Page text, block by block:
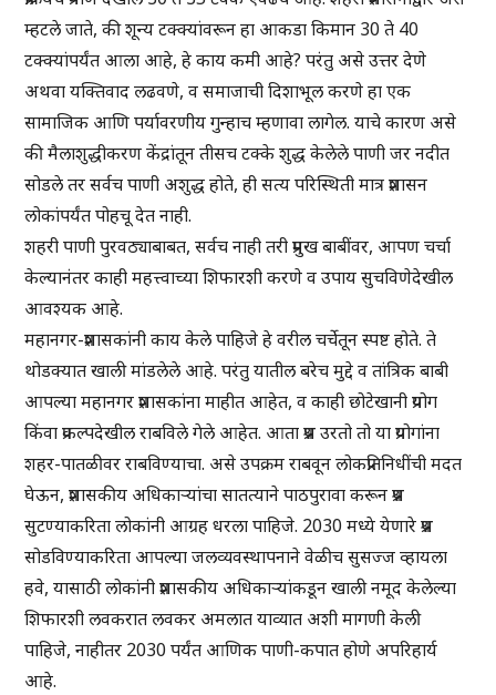
म्हटले जाते, की शून्य टक्क्यांवरून हा आकडा किमान 30 ते 40
टक्क्यांपर्यंत आला आहे, हे काय कमी आहे? परंतु असे उत्तर देणे
अथवा यक्तिवाद लढवणे, व समाजाची दिशाभूल करणे हा एक
सामाजिक आणि पर्यावरणीय गुन्हाच म्हणावा लागेल. याचे कारण असे
की मैलाशुद्धीकरण केंद्रांतून तीसच टक्के शुद्ध केलेले पाणी जर नदीत
सोडले तर सर्वच पाणी अशुद्ध होते, ही सत्य परिस्थिती मात्र प्रशासन
लोकांपर्यंत पोहचू देत नाही.
शहरी पाणी पुरवठ्याबाबत, सर्वच नाही तरी प्रमुख बाबींवर, आपण चर्चा
केल्यानंतर काही महत्त्वाच्या शिफारशी करणे व उपाय सुचविणेदेखील
आवश्यक आहे.
महानगर-प्रशासकांनी काय केले पाहिजे हे वरील चर्चेतून स्पष्ट होते. ते
थोडक्यात खाली मांडलेले आहे. परंतु यातील बरेच मुद्दे व तांत्रिक बाबी
आपल्या महानगर प्रशासकांना माहीत आहेत, व काही छोटेखानी प्रयोग
किंवा प्रकल्पदेखील राबविले गेले आहेत. आता प्रश्न उरतो तो या प्रयोगांना
शहर-पातळीवर राबविण्याचा. असे उपक्रम राबवून लोकप्रतिनिधींची मदत
घेऊन, प्रशासकीय अधिकाऱ्यांचा सातत्याने पाठपुरावा करून प्रश्न
सुटण्याकरिता लोकांनी आग्रह धरला पाहिजे. 2030 मध्ये येणारे प्रश्न
सोडविण्याकरिता आपल्या जलव्यवस्थापनाने वेळीच सुसज्ज व्हायला
हवे, यासाठी लोकांनी प्रशासकीय अधिकाऱ्यांकडून खाली नमूद केलेल्या
शिफारशी लवकरात लवकर अमलात याव्यात अशी मागणी केली
पाहिजे, नाहीतर 2030 पर्यंत आणिक पाणी-कपात होणे अपरिहार्य
आहे.